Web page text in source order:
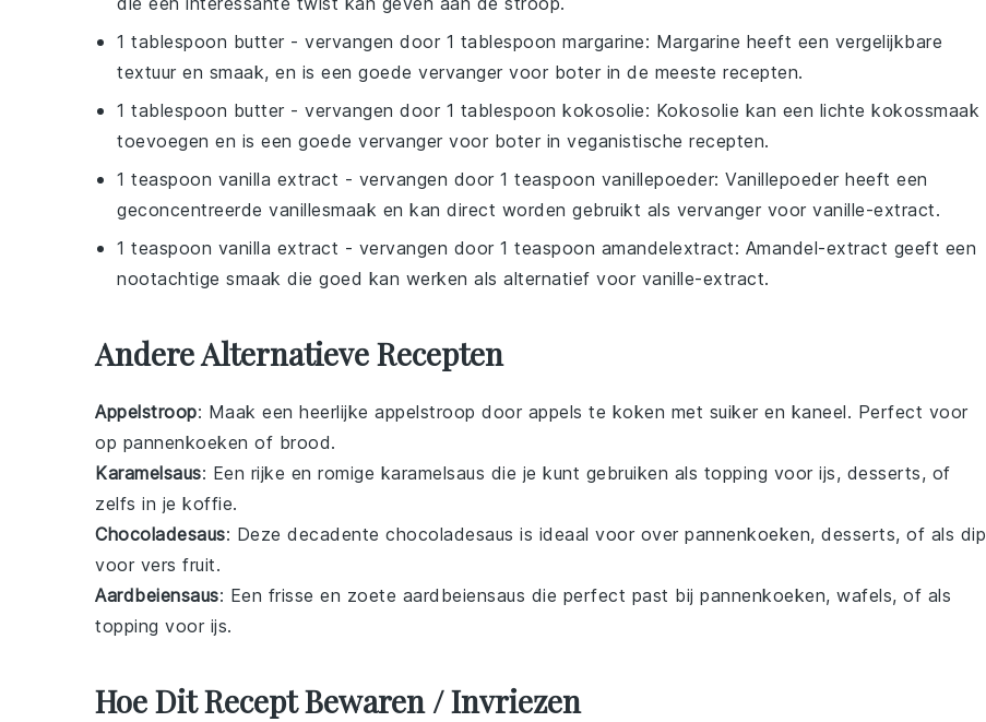
1 tablespoon butter - vervangen door 1 tablespoon margarine: Margarine heeft een vergelijkbare
textuur en smaak, en is een goede vervanger voor boter in de meeste recepten.
1 tablespoon butter - vervangen door 1 tablespoon kokosolie: Kokosolie kan een lichte kokossmaak
toevoegen en is een goede vervanger voor boter in veganistische recepten.
1 teaspoon vanilla extract - vervangen door 1 teaspoon vanillepoeder: Vanillepoeder heeft een
geconcentreerde vanillesmaak en kan direct worden gebruikt als vervanger voor vanille-extract.
1 teaspoon vanilla extract - vervangen door 1 teaspoon amandelextract: Amandel-extract geeft een
nootachtige smaak die goed kan werken als alternatief voor vanille-extract.
Andere Alternatieve Recepten
Appelstroop: Maak een heerlijke appelstroop door appels te koken met suiker en kaneel. Perfect voor
op pannenkoeken of brood.
Karamelsaus: Een rijke en romige karamelsaus die je kunt gebruiken als topping voor ijs, desserts, of
zelfs in je koffie.
Chocoladesaus: Deze decadente chocoladesaus is ideaal voor over pannenkoeken, desserts, of als dip
voor vers fruit.
Aardbeiensaus: Een frisse en zoete aardbeiensaus die perfect past bij pannenkoeken, wafels, of als
topping voor ijs.
Hoe Dit Recept Bewaren / Invriezen